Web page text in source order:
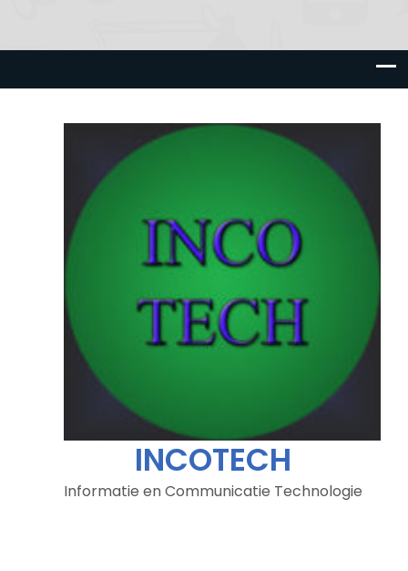
INCOTECH
Informatie en Communicatie Technologie